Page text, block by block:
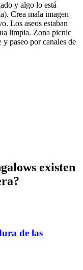
y algo lo está
Crea mala imagen
Los aseos estaban
limpia. Zona picnic
paseo por canales de
existen
de las